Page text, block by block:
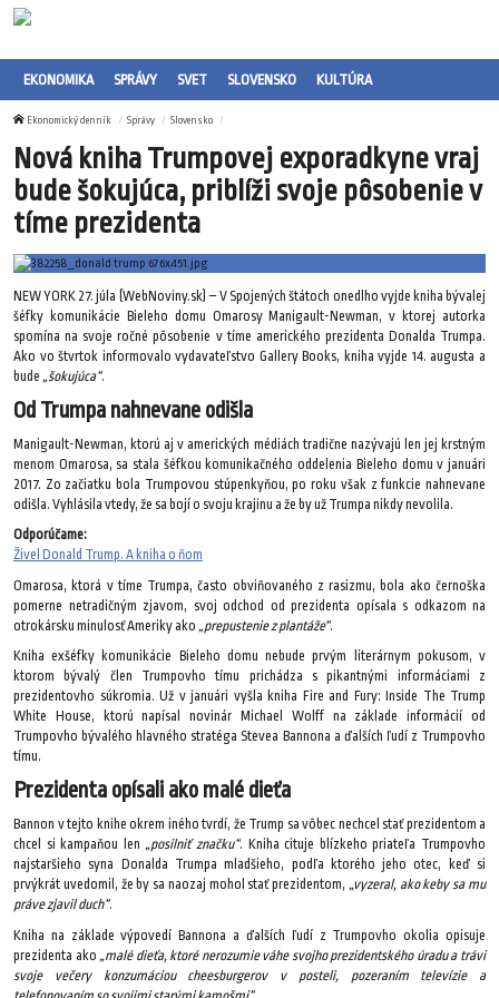
EKONOMIKA SPRÁVY SVET SLOVENSKO KULTÚRA
Ekonomický denník Správy Slovensko
Nová kniha Trumpovej exporadkyne vraj
bude šokujúca, priblíži svoje pôsobenie v
tíme prezidenta
NEW YORK 27. júla (WebNoviny.sk) – V Spojených štátoch onedlho vyjde kniha bývalej
šéfky komunikácie Bieleho domu Omarosy Manigault-Newman, v ktorej autorka
spomína na svoje ročné pôsobenie v tíme amerického prezidenta Donalda Trumpa.
Ako vo štvrtok informovalo vydavateľstvo Gallery Books, kniha vyjde 14. augusta a
bude „šokujúca“.
Od Trumpa nahnevane odišla
Manigault-Newman, ktorú aj v amerických médiách tradične nazývajú len jej krstným
menom Omarosa, sa stala šéfkou komunikačného oddelenia Bieleho domu v januári
2017. Zo začiatku bola Trumpovou stúpenkyňou, po roku však z funkcie nahnevane
odišla. Vyhlásila vtedy, že sa bojí o svoju krajinu a že by už Trumpa nikdy nevolila.
Odporúčame:
Živel Donald Trump. A kniha o ňom
Omarosa, ktorá v tíme Trumpa, často obviňovaného z rasizmu, bola ako černoška
pomerne netradičným zjavom, svoj odchod od prezidenta opísala s odkazom na
otrokársku minulosť Ameriky ako „prepustenie z plantáže“.
Kniha exšéfky komunikácie Bieleho domu nebude prvým literárnym pokusom, v
ktorom bývalý člen Trumpovho tímu prichádza s pikantnými informáciami z
prezidentovho súkromia. Už v januári vyšla kniha Fire and Fury: Inside The Trump
White House, ktorú napísal novinár Michael Wolff na základe informácií od
Trumpovho bývalého hlavného stratéga Stevea Bannona a ďalších ľudí z Trumpovho
tímu.
Prezidenta opísali ako malé dieťa
Bannon v tejto knihe okrem iného tvrdí, že Trump sa vôbec nechcel stať prezidentom a
chcel si kampaňou len„posilniť značku“. Kniha cituje blízkeho priateľa Trumpovho
najstaršieho syna Donalda Trumpa mladšieho, podľa ktorého jeho otec, keď si
prvýkrát uvedomil, že by sa naozaj mohol stať prezidentom, „vyzeral, ako keby sa mu
práve zjavil duch“.
Kniha na základe výpovedí Bannona a ďalších ľudí z Trumpovho okolia opisuje
prezidenta ako „malé dieťa, ktoré nerozumie váhe svojho prezidentského úradu a trávi
svoje večery konzumáciou cheesburgerov v posteli, pozeraním televízie a